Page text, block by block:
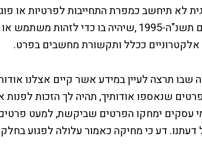
לא תיחשב כמפרת התחייבות לפרטיות או
המחשבים תשנ"ה-1995 ,שיהיה בו כדי
ככלל ותקשורת מחשבים בפרט.
שבו תרצה לעיין במידע אשר קיים אצלנו
3 ימי עסקים ימחקו הפרטים שביקשת, למעט
דעתנו. דע כי מחיקה כאמור עלולה לפגוע